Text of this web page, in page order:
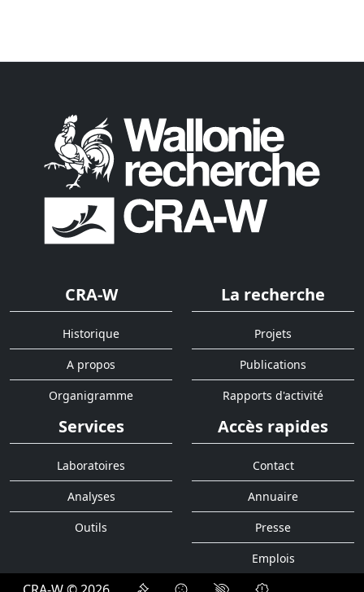
CRA-W
Historique
A propos
Organigramme
La recherche
Projets
Publications
Rapports d'activité
Services
Laboratoires
Analyses
Outils
Accès rapides
Contact
Annuaire
Presse
Emplois